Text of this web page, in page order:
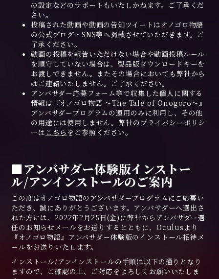
の設定などのサポートもいたしかねます。ご了承くだ
さい。
投稿された動画や動画の告知ツイートはオノゴロ物語
の公式ブログ・SNS等へ掲載させていただきます。ご
了承ください。
動画の投稿を報告いただけない場合や動画投稿ルール
を順守していない場合は、製品版ダウンロードキーを
お渡しできません。またその場合においても弊社から
はご連絡いたしません。ご了承ください。
アンバサダー応募フォーム等で収集した個人に関する
情報は『オノゴロ物語 ～The Tale of Onogoro～』
アンバサダープログラムの運用のみに利用し、その他
の用途には使用しません。弊社のプライバシーポリシ
ーは こちら をご参照ください。
■アンバサダー体験版インストー
ル/アンインストールのご案内
この度はオノゴロ物語のアンバサダープログラムにご応募い
ただき、誠にありがとうございます。アンバサダーへ選出さ
れた方には、2022年2月25日(金)に弊社からアンバサダー選
任のお知らせメールをお送りするとともに、Oculusより
『オノゴロ物語』アンバサダー体験版のインストール招待メ
ールをお送りいたします。
インストール/アンインストールの手順は以下の通りとなり
ますので、ご確認の上、ご対応をよろしくお願いいたしま